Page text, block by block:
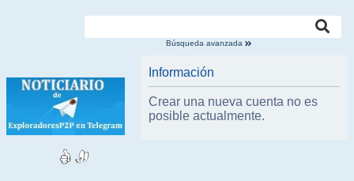
Búsqueda avanzada
Información
Crear una nueva cuenta no es
posible actualmente.